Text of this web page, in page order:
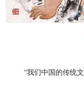
“我们中国的传统